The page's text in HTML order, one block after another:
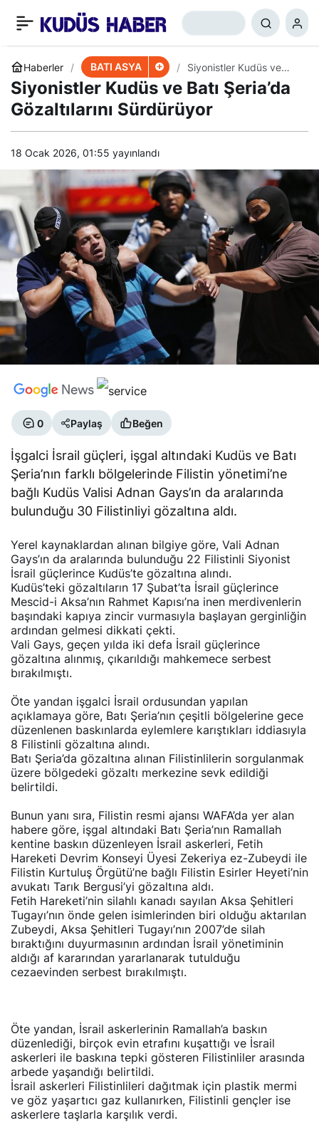
Haberler BATI ASYA
Siyonistler Kudüs ve
Batı Şeria’da Gözaltılarını
Sürdürüyor
Siyonistler Kudüs ve Batı Şeria’da
Gözaltılarını Sürdürüyor
18 Ocak 2026, 01:55 yayınlandı
0 Paylaş Beğen
İşgalci İsrail güçleri, işgal altındaki Kudüs ve Batı
Şeria’nın farklı bölgelerinde Filistin yönetimi’ne
bağlı Kudüs Valisi Adnan Gays’ın da aralarında
bulunduğu 30 Filistinliyi gözaltına aldı.
Yerel kaynaklardan alınan bilgiye göre, Vali Adnan
Gays’ın da aralarında bulunduğu 22 Filistinli Siyonist
İsrail güçlerince Kudüs’te gözaltına alındı.
Kudüs’teki gözaltıların 17 Şubat’ta İsrail güçlerince
Mescid-i Aksa’nın Rahmet Kapısı’na inen merdivenlerin
başındaki kapıya zincir vurmasıyla başlayan gerginliğin
ardından gelmesi dikkati çekti.
Vali Gays, geçen yılda iki defa İsrail güçlerince
gözaltına alınmış, çıkarıldığı mahkemece serbest
bırakılmıştı.
Öte yandan işgalci İsrail ordusundan yapılan
açıklamaya göre, Batı Şeria’nın çeşitli bölgelerine gece
düzenlenen baskınlarda eylemlere karıştıkları iddiasıyla
8 Filistinli gözaltına alındı.
Batı Şeria’da gözaltına alınan Filistinlilerin sorgulanmak
üzere bölgedeki gözaltı merkezine sevk edildiği
belirtildi.
Bunun yanı sıra, Filistin resmi ajansı WAFA’da yer alan
habere göre, işgal altındaki Batı Şeria’nın Ramallah
kentine baskın düzenleyen İsrail askerleri, Fetih
Hareketi Devrim Konseyi Üyesi Zekeriya ez-Zubeydi ile
Filistin Kurtuluş Örgütü’ne bağlı Filistin Esirler Heyeti’nin
avukatı Tarık Bergusi’yi gözaltına aldı.
Fetih Hareketi’nin silahlı kanadı sayılan Aksa Şehitleri
Tugayı’nın önde gelen isimlerinden biri olduğu aktarılan
Zubeydi, Aksa Şehitleri Tugayı’nın 2007’de silah
bıraktığını duyurmasının ardından İsrail yönetiminin
aldığı af kararından yararlanarak tutulduğu
cezaevinden serbest bırakılmıştı.
Öte yandan, İsrail askerlerinin Ramallah’a baskın
düzenlediği, birçok evin etrafını kuşattığı ve İsrail
askerleri ile baskına tepki gösteren Filistinliler arasında
arbede yaşandığı belirtildi.
İsrail askerleri Filistinlileri dağıtmak için plastik mermi
ve göz yaşartıcı gaz kullanırken, Filistinli gençler ise
askerlere taşlarla karşılık verdi.
İran – IKBY İlişkileri
Yeniden Gelişiyor
+ 0 Paylaş